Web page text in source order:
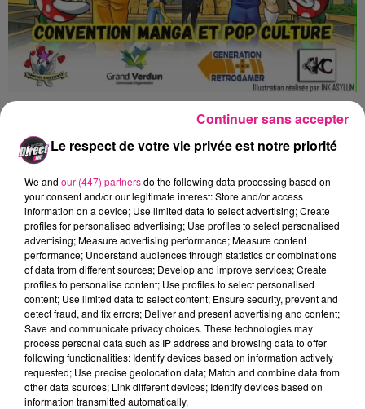
De l’Attaque des Titans, à Jujutsu Kaïsen
sans oublier Dragon Ball Z. Pour cette 3e
édition, la
plus grande, plus immersive et plus festive.
Du cosplay, des animations, des jeux vidéo, et
des surprises ! Le tout pour mettre la culture
Japonaise à l’honneur.
Aurélie Mercier : présidente Fantasy geek events.
Crédit :D!RECT FM
FIL ACTUS
Le respect de votre vie privée est notre priorité
We and our (447) partnersdo the following data processing based on
your consent and/or our legitimate interest: Store and/or access
information on a device; Use limited data to select advertising; Create
profiles for personalised advertising; Use profiles to select personalised
advertising; Measure advertising performance; Measure content
performance; Understand audiences through statistics or combinations
of data from different sources; Develop and improve services; Create
profiles to personalise content; Use profiles to select personalised
content; Use limited data to select content; Ensure security, prevent and
detect fraud, and fix errors; Deliver and present advertising and content;
Save and communicate privacy choices. These technologies may
process personal data such as IP address and browsing data to offer
following functionalities: Identify devices based on information actively
requested; Use precise geolocation data; Match and combine data from
other data sources; Link different devices; Identify devices based on
information transmitted automatically.
Continuer sans accepter